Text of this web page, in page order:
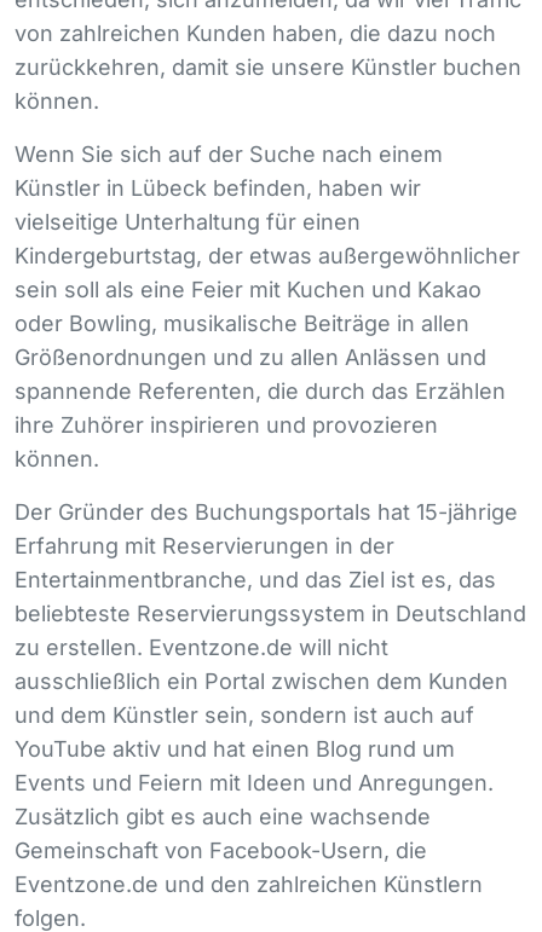
von zahlreichen Kunden haben, die dazu noch
zurückkehren, damit sie unsere Künstler buchen
können.
Wenn Sie sich auf der Suche nach einem
Künstler in Lübeck befinden, haben wir
vielseitige Unterhaltung für einen
Kindergeburtstag, der etwas außergewöhnlicher
sein soll als eine Feier mit Kuchen und Kakao
oder Bowling, musikalische Beiträge in allen
Größenordnungen und zu allen Anlässen und
spannende Referenten, die durch das Erzählen
ihre Zuhörer inspirieren und provozieren
können.
Der Gründer des Buchungsportals hat 15-jährige
Erfahrung mit Reservierungen in der
Entertainmentbranche, und das Ziel ist es, das
beliebteste Reservierungssystem in Deutschland
zu erstellen. Eventzone.de will nicht
ausschließlich ein Portal zwischen dem Kunden
und dem Künstler sein, sondern ist auch auf
YouTube aktiv und hat einen Blog rund um
Events und Feiern mit Ideen und Anregungen.
Zusätzlich gibt es auch eine wachsende
Gemeinschaft von Facebook-Usern, die
Eventzone.de und den zahlreichen Künstlern
folgen.